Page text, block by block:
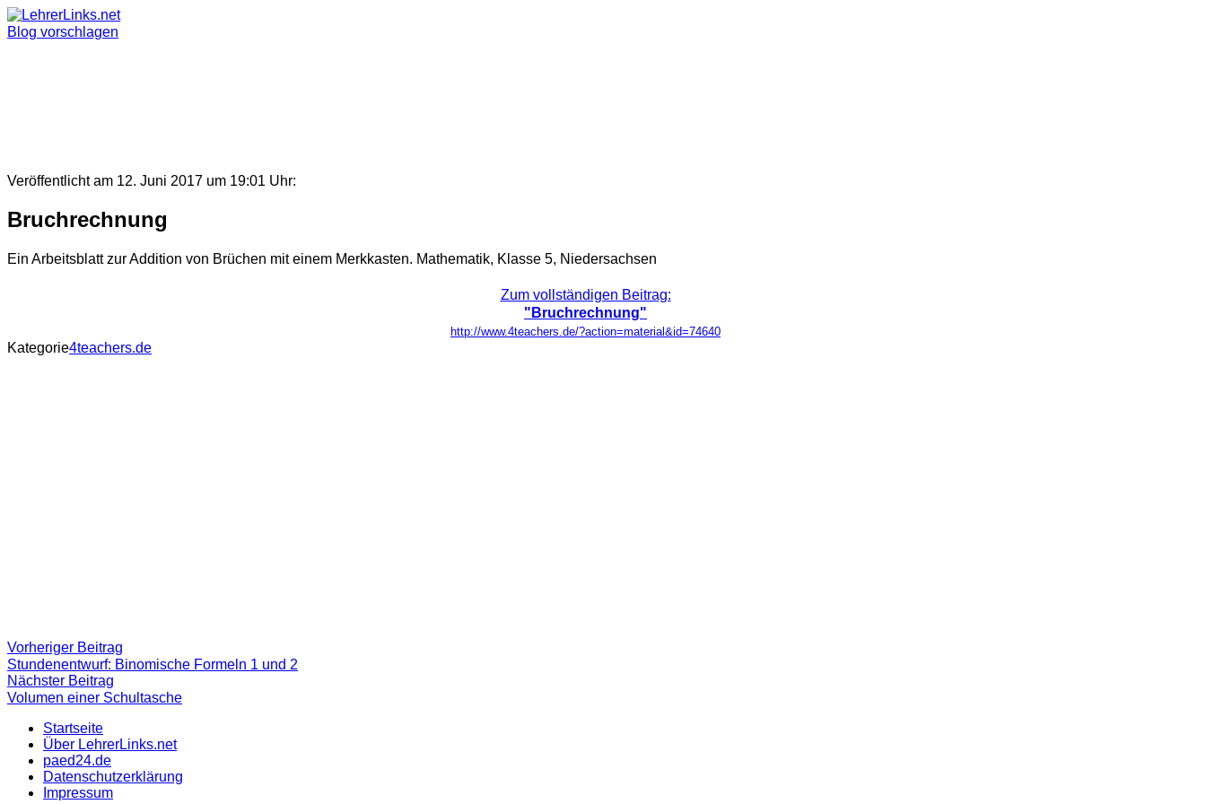
Skip
to
Blog vorschlagen
Veröffentlicht am 12. Juni 2017 um 19:01 Uhr:
Bruchrechnung
Ein Arbeitsblatt zur Addition von Brüchen mit einem Merkkasten. Mathematik, Klasse 5, Niedersachsen
Zum vollständigen Beitrag:
"Bruchrechnung"
http://www.4teachers.de/?action=material&id=74640
Kategorie4teachers.de
Beitragsnavigation
Vorheriger Beitrag
Beitrag:
Stundenentwurf: Binomische Formeln 1 und 2
Nächster Beitrag
Beitrag
Volumen einer Schultasche
Startseite
Über LehrerLinks.net
paed24.de
Datenschutzerklärung
Impressum